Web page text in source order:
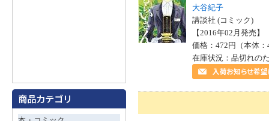
大谷紀子
講談社 (コミック)
【2016年02月発売
価格：472円（本体
在庫状況：品切れの